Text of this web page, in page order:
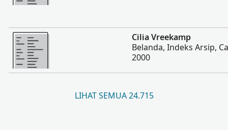
Lebih banyak
Cilia Vreekamp
Belanda, Indeks Arsip,
2000
LIHAT SEMUA 24.715